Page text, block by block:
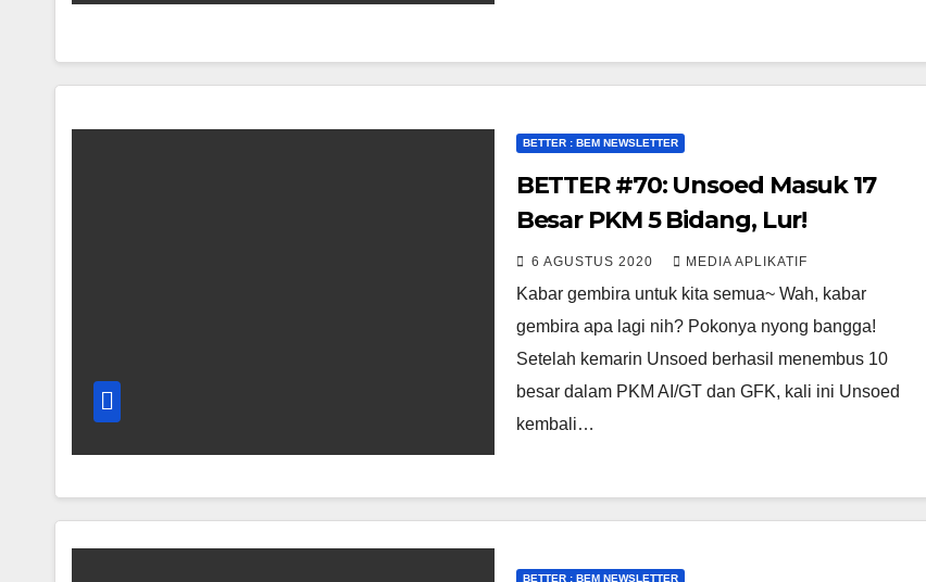
BETTER : BEM NEWSLETTER
BETTER #70: Unsoed Masuk 17
Besar PKM 5 Bidang, Lur!
6 AGUSTUS 2020 MEDIA APLIKATIF
Kabar gembira untuk kita semua~ Wah, kabar
gembira apa lagi nih? Pokonya nyong bangga!
Setelah kemarin Unsoed berhasil menembus 10
besar dalam PKM AI/GT dan GFK, kali ini Unsoed
kembali…
BETTER : BEM NEWSLETTER